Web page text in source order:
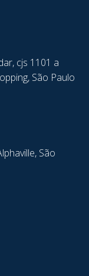
cjs 1101 a
São Paulo
São